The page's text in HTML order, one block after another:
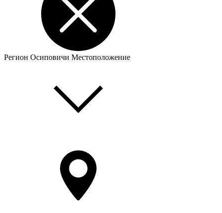
Регион Осиповичи Местоположение